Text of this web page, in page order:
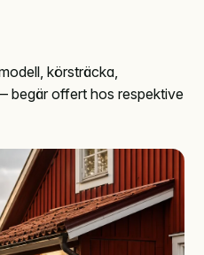
körsträcka,
offert hos respektive